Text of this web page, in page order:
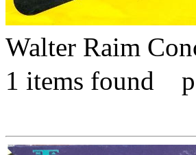
Walter Raim
1 items found